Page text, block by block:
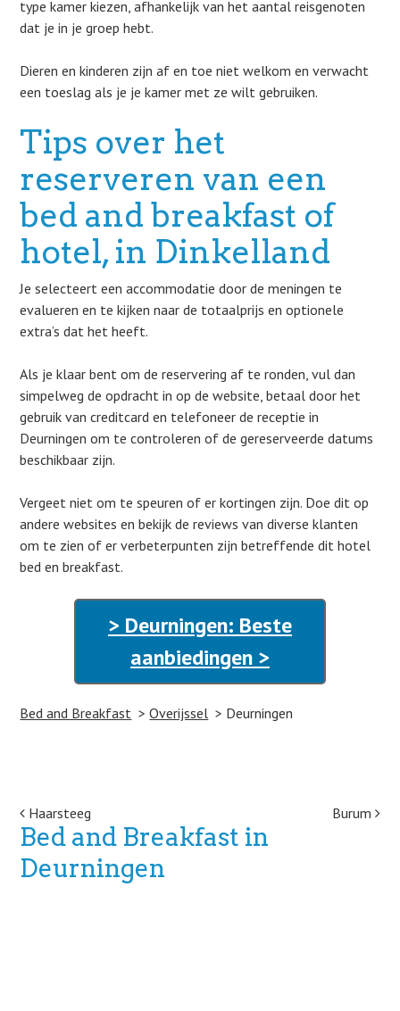
type kamer kiezen, afhankelijk van het aantal reisgenoten
dat je in je groep hebt.
Dieren en kinderen zijn af en toe niet welkom en verwacht
een toeslag als je je kamer met ze wilt gebruiken.
Tips over het
reserveren van een
bed and breakfast of
hotel, in Dinkelland
Je selecteert een accommodatie door de meningen te
evalueren en te kijken naar de totaalprijs en optionele
extra’s dat het heeft.
Als je klaar bent om de reservering af te ronden, vul dan
simpelweg de opdracht in op de website, betaal door het
gebruik van creditcard en telefoneer de receptie in
Deurningen om te controleren of de gereserveerde datums
beschikbaar zijn.
Vergeet niet om te speuren of er kortingen zijn. Doe dit op
andere websites en bekijk de reviews van diverse klanten
om te zien of er verbeterpunten zijn betreffende dit hotel
bed en breakfast.
> Deurningen: Beste
aanbiedingen >
Bed and Breakfast Overijssel Deurningen
Post navigation
Haarsteeg Burum
Bed and Breakfast in
Deurningen